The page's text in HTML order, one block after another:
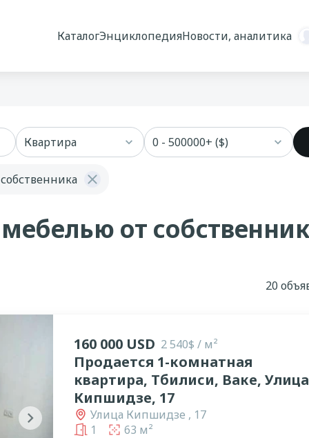
КаталогЭнциклопедияНовости, аналитика
Квартира 0 - 500000+ ($)
от
20
chevron_right
160 000 USD 2 540$ / м²
Продается 1-комнатная
квартира, Тбилиси, Ваке, Улица
Кипшидзе, 17
Улица Кипшидзе , 17
1
63 м²